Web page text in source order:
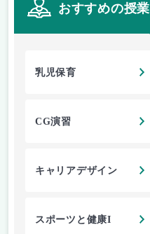
おすすめの授業
乳児保育
CG演習
キャリアデザイン
スポーツと健康I